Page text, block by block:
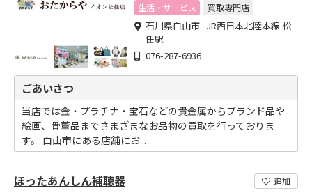
生活・サービス 買取専門店
石川県白山市 JR西日本北陸本線 松
任駅
076-287-6936
ごあいさつ
当店では金・プラチナ・宝石などの貴金属からブランド品や
絵画、骨董品までさまざまなお品物の買取を行っておりま
す。 白山市にある店舗にお...
ほったあんしん補聴器 追加